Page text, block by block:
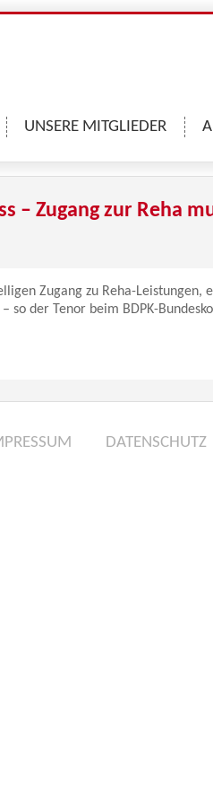
UNSERE MITGLIEDER
– Zugang zur Reha
Zugang zu Reha-Leistungen,
so der Tenor beim BDPK-
DATENSCHUTZ